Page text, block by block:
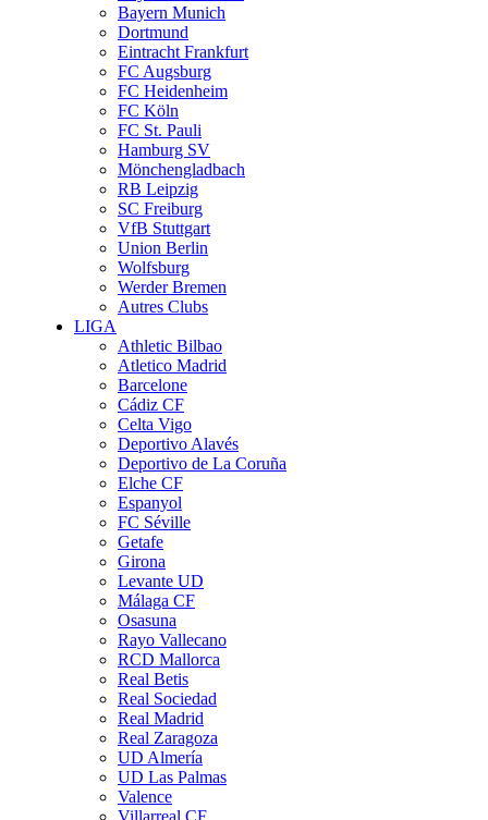
Bayern Munich
Dortmund
Eintracht Frankfurt
FC Augsburg
FC Heidenheim
FC Köln
FC St. Pauli
Hamburg SV
Mönchengladbach
RB Leipzig
SC Freiburg
VfB Stuttgart
Union Berlin
Wolfsburg
Werder Bremen
Autres Clubs
LIGA
Athletic Bilbao
Atletico Madrid
Barcelone
Cádiz CF
Celta Vigo
Deportivo Alavés
Deportivo de La Coruña
Elche CF
Espanyol
FC Séville
Getafe
Girona
Levante UD
Málaga CF
Osasuna
Rayo Vallecano
RCD Mallorca
Real Betis
Real Sociedad
Real Madrid
Real Zaragoza
UD Almería
UD Las Palmas
Valence
Villarreal CF